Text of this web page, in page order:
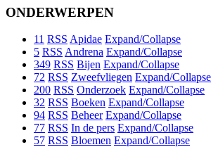
ONDERWERPEN
11 RSS Apidae Expand/Collapse
5 RSS Andrena Expand/Collapse
349 RSS Bijen Expand/Collapse
72 RSS Zweefvliegen Expand/Collapse
200 RSS Onderzoek Expand/Collapse
32 RSS Boeken Expand/Collapse
94 RSS Beheer Expand/Collapse
77 RSS In de pers Expand/Collapse
57 RSS Bloemen Expand/Collapse